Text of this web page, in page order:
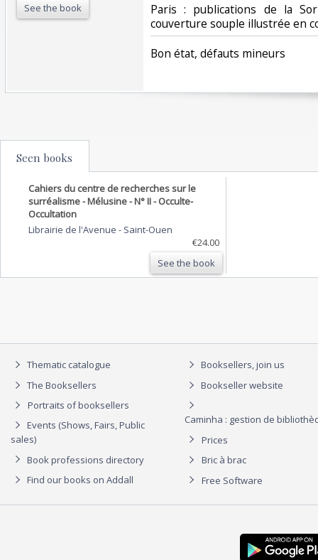
See the book
‎Paris : publications de la
couverture souple illustrée en
‎Bon état, défauts mineurs‎
Seen books
Cahiers du centre de recherches sur le
surréalisme - Mélusine - N° II - Occulte-
Occultation
Librairie de l'Avenue - Saint-Ouen
€24.00
See the book
Thematic catalogue
The Booksellers
Portraits of booksellers
Events (Shows, Fairs, Public
sales)
Book professions directory
Find our books on Addall
Booksellers, join us
Bookseller website
Caminha : gestion de
Prices
Bric à brac
Free Software